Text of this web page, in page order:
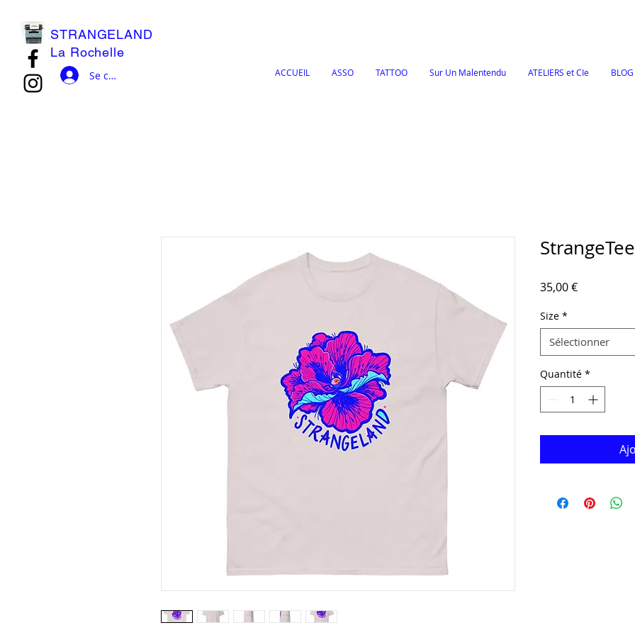
STRANGELAND
La Rochelle
Se connecter ACCUEIL ASSO TATTOO Sur Un Malentendu ATELIERS et CIe BLOG
35,00 €Prix
Size *
Sélectionner
Quantité *